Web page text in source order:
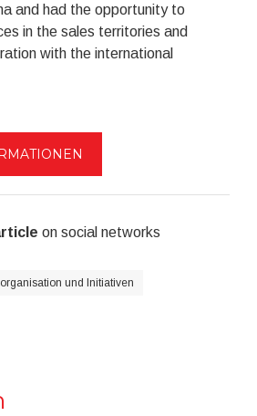
and had the opportunity to
in the sales territories and
with the international
on social networks
und Initiativen